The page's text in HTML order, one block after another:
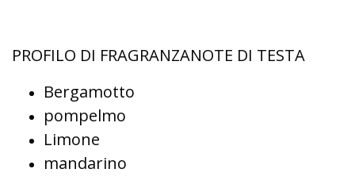
PROFILO DI FRAGRANZANOTE DI TESTA
Bergamotto
pompelmo
Limone
mandarino